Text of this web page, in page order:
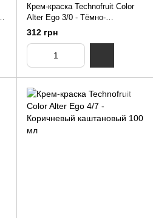
Крем-краска Technofruit Color
Alter Ego 3/0 - Тёмно-
каштановый 100 мл
312 грн